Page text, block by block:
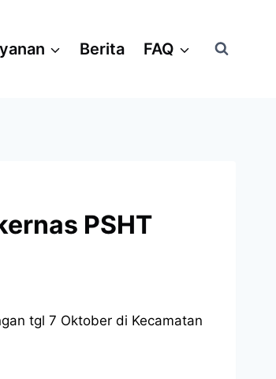
Berita FAQ
PSHT
tgl 7 Oktober di Kecamatan